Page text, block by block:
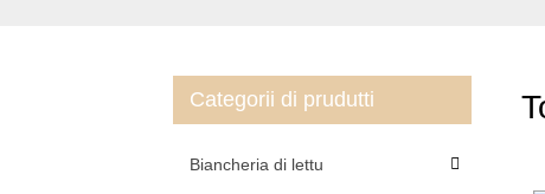
Categorii di prudutti
Biancheria di lettu